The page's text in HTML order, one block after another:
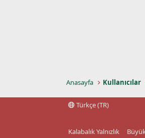
Anasayfa Kullanıcılar
Türkçe (TR)
Kalabalık Yalnızlık